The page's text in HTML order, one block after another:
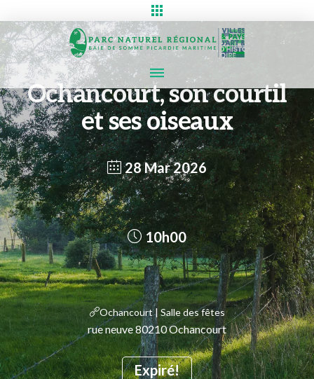
Ochancourt, son courtil
et ses oiseaux
28 Mar 2026
Expiré!
10h00
Ochancourt | Salle des fêtes
rue neuve 80210 Ochancourt